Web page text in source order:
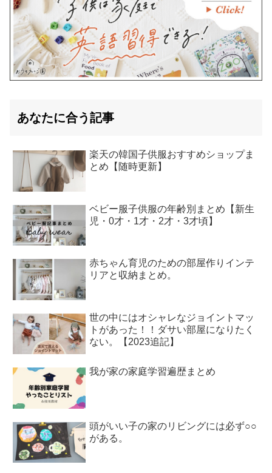
あなたに合う記事
楽天の韓国子供服おすすめショップま
とめ【随時更新】
ベビー服子供服の年齢別まとめ【新生
児・0才・1才・2才・3才頃】
赤ちゃん育児のための部屋作りインテ
リアと収納まとめ。
世の中にはオシャレなジョイントマッ
トがあった！！ダサい部屋になりたく
ない。【2023追記】
我が家の家庭学習遍歴まとめ
頭がいい子の家のリビングには必ず○○
がある。